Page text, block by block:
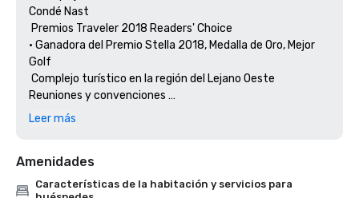
Condé Nast
Premios Traveler 2018 Readers' Choice
• Ganadora del Premio Stella 2018, Medalla de Oro, Mejor
Golf
Complejo turístico en la región del Lejano Oeste
Reuniones y convenciones
y reuniones exitosas
Reuniones y
Leer más
Amenidades
Características de la habitación y servicios para